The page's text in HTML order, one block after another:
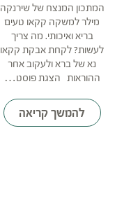
המתכון המנצח של שירנקה
מילר למשקה קקאו טעים
בריא ואיכותי. מה צריך
לעשות? לקחת אבקת קקאו
נא של ברא ולעקוב אחר
ההוראות הצגת פוסט…
להמשך קריאה